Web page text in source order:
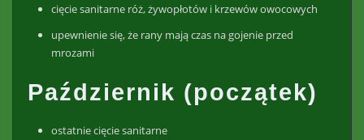
cięcie sanitarne róż, żywopłotów i krzewów owocowych
upewnienie się, że rany mają czas na gojenie przed
mrozami
Październik (początek)
ostatnie cięcie sanitarne